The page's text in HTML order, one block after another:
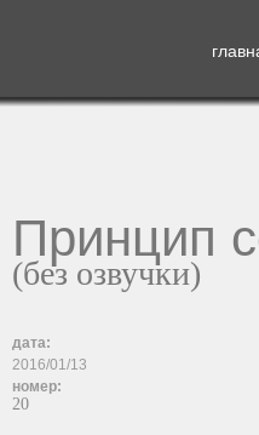
Принцип
(без озвучки)
дата:
2016/01/13
номер:
20